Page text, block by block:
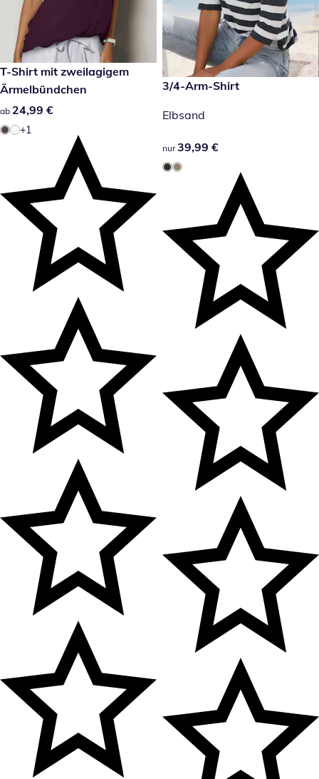
24,99 €
T-Shirt mit zweilagigem
Ärmelbündchen
24,99 €
ab 24,99 €
+1
39,99 €
3/4-Arm-Shirt
Elbsand
39,99 €
nur 39,99 €